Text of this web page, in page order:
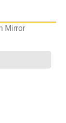
Mirror